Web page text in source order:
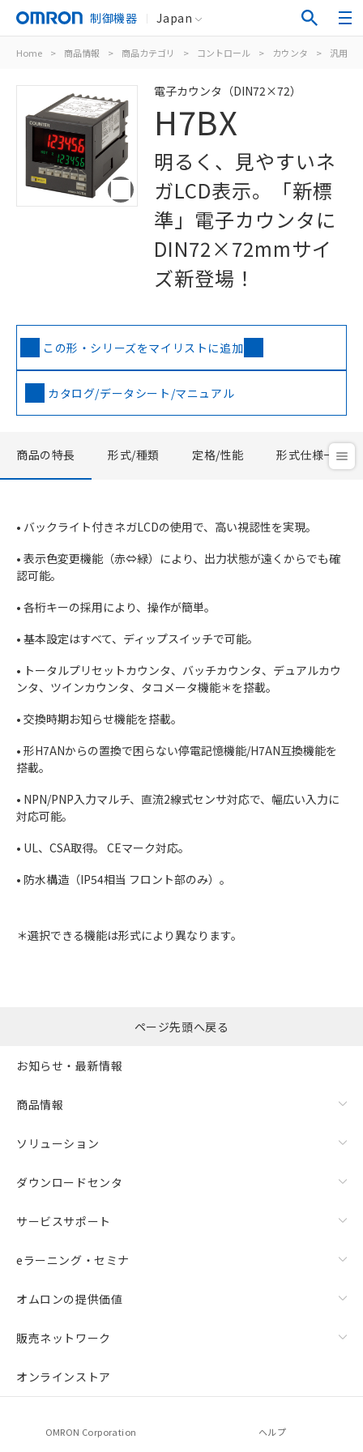
制御機器 Japan
Home > 商品情報 > 商品カテゴリ > コントロール > カウンタ > 汎用電
電子カウンタ（DIN72×72）
H7BX
明るく、見やすいネ
ガLCD表示。「新標
準」電子カウンタに
DIN72×72mmサイ
ズ新登場！
この形・シリーズをマイリストに追加
カタログ/データシート/マニュアル
商品の特長 形式/種類 定格/性能 形式仕様一覧
• バックライト付きネガLCDの使用で、高い視認性を実現。
• 表示色変更機能（赤⇔緑）により、出力状態が遠くからでも確
認可能。
• 各桁キーの採用により、操作が簡単。
• 基本設定はすべて、ディップスイッチで可能。
• トータルプリセットカウンタ、バッチカウンタ、デュアルカウ
ンタ、ツインカウンタ、タコメータ機能＊を搭載。
• 交換時期お知らせ機能を搭載。
• 形H7ANからの置換で困らない停電記憶機能/H7AN互換機能を
搭載。
• NPN/PNP入力マルチ、直流2線式センサ対応で、幅広い入力に
対応可能。
• UL、CSA取得。 CEマーク対応。
• 防水構造（IP54相当 フロント部のみ）。
＊選択できる機能は形式により異なります。
ページ先頭へ戻る
お知らせ・最新情報
商品情報
ソリューション
ダウンロードセンタ
サービスサポート
eラーニング・セミナ
オムロンの提供価値
販売ネットワーク
オンラインストア
OMRON Corporation ヘルプ